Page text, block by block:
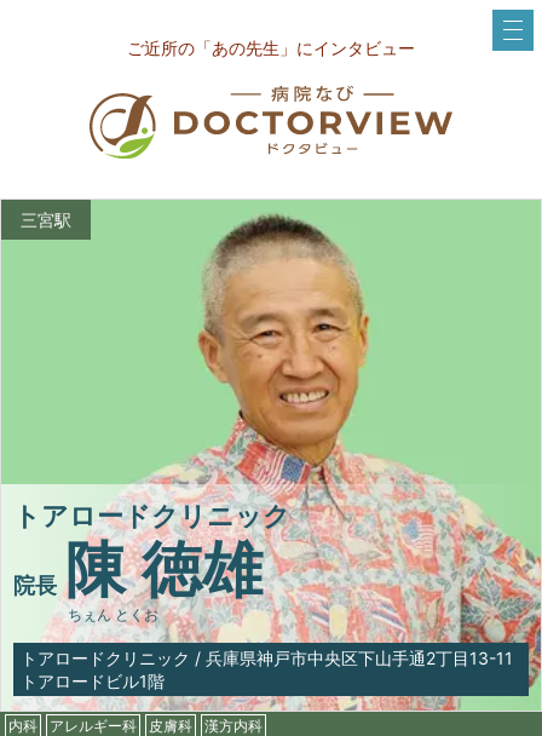
ご近所の「あの先生」にインタビュー
三宮駅
トアロードクリニック
院長 陳 徳雄
ちぇん とくお
トアロードクリニック / 兵庫県神戸市中央区下山手通2丁目13-11
トアロードビル1階
内科 アレルギー科 皮膚科 漢方内科